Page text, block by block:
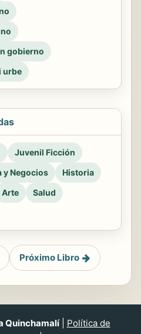
gobierno
urbe
Juvenil Ficción
y Negocios
Historia
Arte
Salud
Próximo Libro
Quinchamalí| Política de